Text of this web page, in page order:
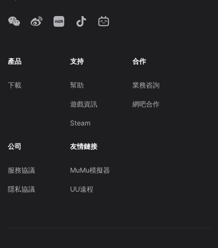
產品
下載
支持
幫助
遊戲資訊
Steam
合作
業務咨詢
網吧合作
公司
服務協議
隱私協議
友情鏈接
MuMu模擬器
UU遠程